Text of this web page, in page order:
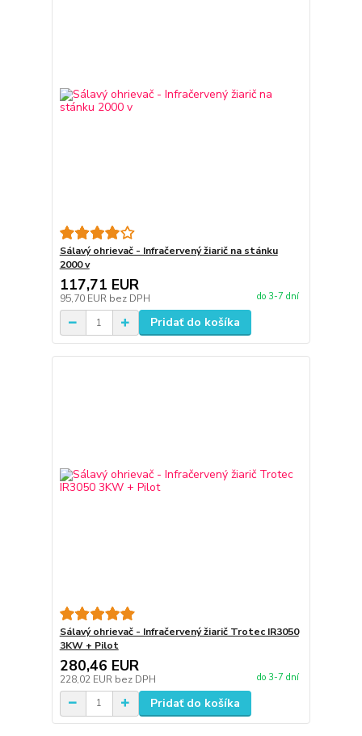
Sálavý ohrievač - Infračervený žiarič na stánku
2000 v
117,71 EUR
95,70 EUR bez DPH do 3-7 dní
Pridať do košíka
Sálavý ohrievač - Infračervený žiarič Trotec IR3050
3KW + Pilot
280,46 EUR
228,02 EUR bez DPH do 3-7 dní
Pridať do košíka